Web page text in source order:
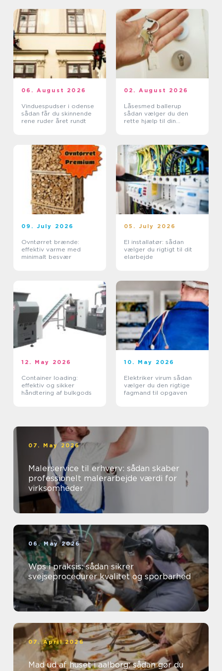
06. August 2026
Vinduespudser i odense
sådan får du skinnende
rene ruder året rundt
02. August 2026
Låsesmed ballerup
sådan vælger du den
rette hjælp til din
09. July 2026
Ovntørret brænde:
effektiv varme med
minimalt besvær
05. July 2026
El installatør: sådan
vælger du rigtigt til dit
elarbejde
12. May 2026
Container loading:
effektiv og sikker
håndtering af bulkgods
10. May 2026
Elektriker virum sådan
vælger du den rigtige
fagmand til opgaven
07. May 2026
Malerservice til erhverv: sådan skaber
professionelt malerarbejde værdi for
virksomheder
06. May 2026
Wps i praksis: sådan sikrer
svejseprocedurer kvalitet og sporbarhed
07. April 2026
Mad ud af huset i aalborg: sådan gør du